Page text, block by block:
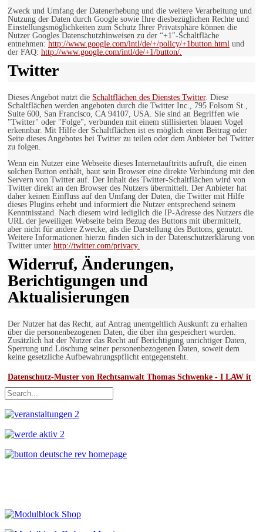
Zweck und Umfang der Datenerhebung und die weitere Verarbeitung und
Nutzung der Daten durch Google sowie Ihre diesbezüglichen Rechte und
Einstellungsmöglichkeiten zum Schutz Ihrer Privatsphäre können die
Nutzer Googles Datenschutzhinweisen zu der “+1″-Schaltfläche
entnehmen: http://www.google.com/intl/de/+/policy/+1button.html und
der FAQ: http://www.google.com/intl/de/+1/button/.
Twitter
Dieses Angebot nutzt die Schaltflächen des Dienstes Twitter. Diese
Schaltflächen werden angeboten durch die Twitter Inc., 795 Folsom St.,
Suite 600, San Francisco, CA 94107, USA. Sie sind an Begriffen wie
"Twitter" oder "Folge", verbunden mit einem stillisierten blauen Vogel
erkennbar. Mit Hilfe der Schaltflächen ist es möglich einen Beitrag oder
Seite dieses Angebotes bei Twitter zu teilen oder dem Anbieter bei Twitter
zu folgen.
Wenn ein Nutzer eine Webseite dieses Internetauftritts aufruft, die einen
solchen Button enthält, baut sein Browser eine direkte Verbindung mit den
Servern von Twitter auf. Der Inhalt des Twitter-Schaltflächen wird von
Twitter direkt an den Browser des Nutzers übermittelt. Der Anbieter hat
daher keinen Einfluss auf den Umfang der Daten, die Twitter mit Hilfe
dieses Plugins erhebt und informiert die Nutzer entsprechend seinem
Kenntnisstand. Nach diesem wird lediglich die IP-Adresse des Nutzers die
URL der jeweiligen Webseite beim Bezug des Buttons mit übermittelt,
aber nicht für andere Zwecke, als die Darstellung des Buttons, genutzt.
Weitere Informationen hierzu finden sich in der Datenschutzerklärung von
Twitter unter http://twitter.com/privacy.
Widerruf, Änderungen,
Berichtigungen und
Aktualisierungen
Der Nutzer hat das Recht, auf Antrag unentgeltlich Auskunft zu erhalten
über die personenbezogenen Daten, die über ihn gespeichert wurden.
Zusätzlich hat der Nutzer das Recht auf Berichtigung unrichtiger Daten,
Sperrung und Löschung seiner personenbezogenen Daten, soweit dem
keine gesetzliche Aufbewahrungspflicht entgegensteht.
Datenschutz-Muster von Rechtsanwalt Thomas Schwenke - I LAW it